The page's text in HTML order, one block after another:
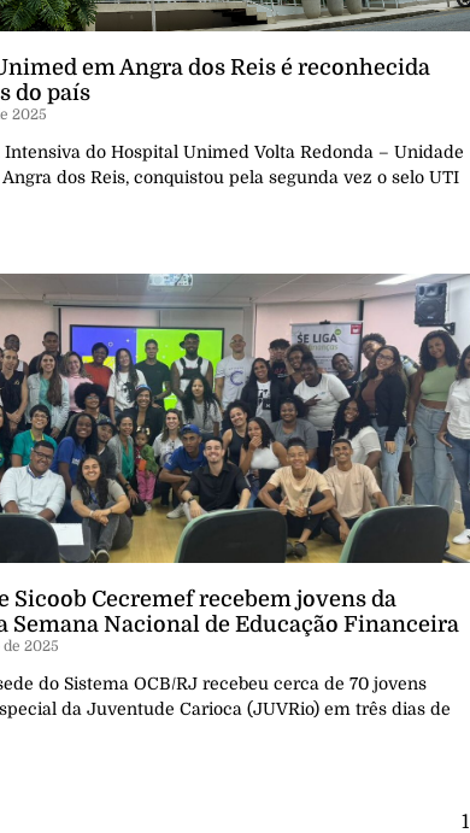
em Angra dos Reis é reconhecida
do país
2025
do Hospital Unimed Volta Redonda – Unidade
dos Reis, conquistou pela segunda vez o selo UTI
Sicoob Cecremef recebem jovens da
Semana Nacional de Educação Financeira
2025
do Sistema OCB/RJ recebeu cerca de 70 jovens
da Juventude Carioca (JUVRio) em três dias de
1